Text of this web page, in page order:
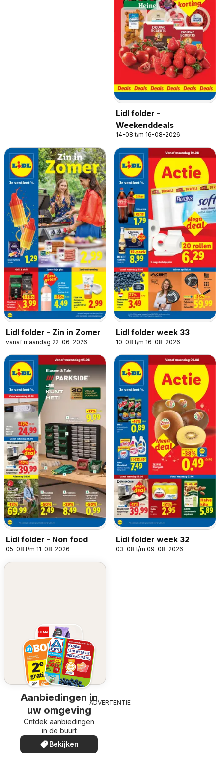
Lidl folder -
Weekenddeals
14-08 t/m 16-08-2026
Lidl folder - Zin in Zomer
vanaf maandag 22-06-2026
Lidl folder week 33
10-08 t/m 16-08-2026
Lidl folder - Non food
05-08 t/m 11-08-2026
Lidl folder week 32
03-08 t/m 09-08-2026
Aanbiedingen in
uw omgeving
Ontdek aanbiedingen
in de buurt
Bekijken
ADVERTENTIE